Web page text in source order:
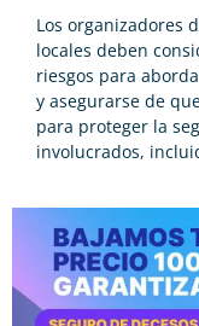
Los organizadores
locales deben
riesgos para
y asegurarse de
para proteger la
involucrados,